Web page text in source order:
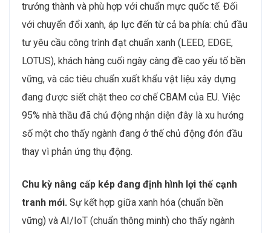
trưởng thành và phù hợp với chuẩn mực quốc tế. Đối
với chuyển đổi xanh, áp lực đến từ cả ba phía: chủ đầu
tư yêu cầu công trình đạt chuẩn xanh (LEED, EDGE,
LOTUS), khách hàng cuối ngày càng đề cao yếu tố bền
vững, và các tiêu chuẩn xuất khẩu vật liệu xây dựng
đang được siết chặt theo cơ chế CBAM của EU. Việc
95% nhà thầu đã chủ động nhận diện đây là xu hướng
số một cho thấy ngành đang ở thế chủ động đón đầu
thay vì phản ứng thụ động.
Chu kỳ nâng cấp kép đang định hình lợi thế cạnh
tranh mới. Sự kết hợp giữa xanh hóa (chuẩn bền
vững) và AI/IoT (chuẩn thông minh) cho thấy ngành